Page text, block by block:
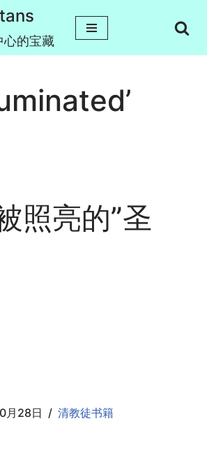
的宝藏
照亮的”圣
月28日 清教徒书籍